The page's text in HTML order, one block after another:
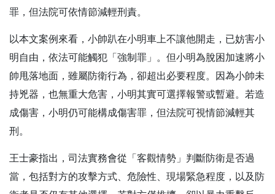
罪，但法院可依情節減輕刑責。
以本文案例來看，小帥趴在小明車上不讓他開走，已妨害小
明自由，依法可能觸犯「強制罪」。但小明為脫困加速將小
帥甩落地面，雖屬防衛行為，卻超出必要程度。因為小帥未
持兇器，也無重大危害，小明其實可選擇報警或暫避。若造
成傷害，小明仍可能構成傷害罪，但法院可視情節減輕其
刑。
王士豪指出，司法實務會從「客觀情勢」判斷防衛是否過
當，包括對方的攻擊方式、危險性、現場緊急程度，以及防